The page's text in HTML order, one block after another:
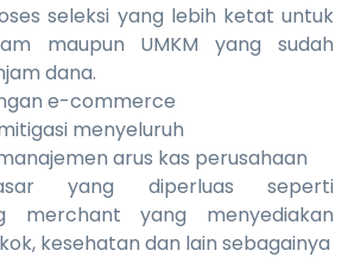
seleksi yang lebih ketat untuk
maupun UMKM yang sudah
dana.
e-commerce
menyeluruh
arus kas perusahaan
yang diperluas seperti
merchant yang menyediakan
kesehatan dan lain sebagainya